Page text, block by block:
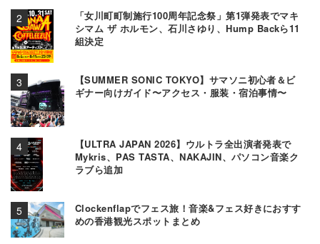
「女川町町制施行100周年記念祭」第1弾発表でマキ
シマム ザ ホルモン、石川さゆり、Hump Backら11
組決定
【SUMMER SONIC TOKYO】サマソニ初心者＆ビ
ギナー向けガイド〜アクセス・服装・宿泊事情〜
【ULTRA JAPAN 2026】ウルトラ全出演者発表で
Mykris、PAS TASTA、NAKAJIN、パソコン音楽ク
ラブら追加
Clockenflapでフェス旅！音楽&フェス好きにおすす
めの香港観光スポットまとめ